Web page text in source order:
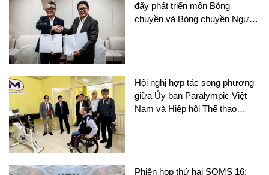
đẩy phát triển môn Bóng
chuyền và Bóng chuyền Người
Hội nghị hợp tác song phương
giữa Ủy ban Paralympic Việt
Nam và Hiệp hội Thể thao
Phiên họp thứ hai SOMS 16: